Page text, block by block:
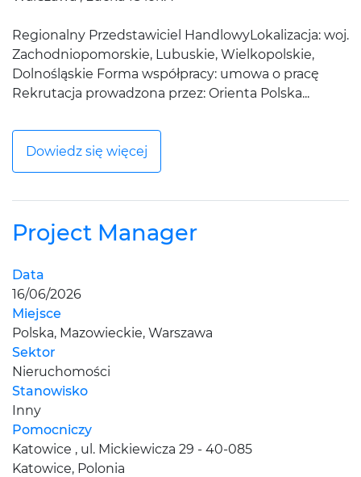
Regionalny Przedstawiciel HandlowyLokalizacja: woj.
Zachodniopomorskie, Lubuskie, Wielkopolskie,
Dolnośląskie Forma współpracy: umowa o pracę
Rekrutacja prowadzona przez: Orienta Polska...
Dowiedz się więcej
Project Manager
Data
16/06/2026
Miejsce
Polska, Mazowieckie, Warszawa
Sektor
Nieruchomości
Stanowisko
Inny
Pomocniczy
Katowice , ul. Mickiewicza 29 - 40-085
Katowice, Polonia